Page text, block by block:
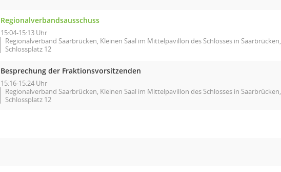
Regionalverbandsausschuss
15:04-15:13 Uhr
Regionalverband Saarbrücken, Kleinen Saal im Mittelpavillon des Schlosses in Saarbrücken,
Schlossplatz 12
Besprechung der Fraktionsvorsitzenden
15:16-15:24 Uhr
Regionalverband Saarbrücken, Kleinen Saal im Mittelpavillon des Schlosses in Saarbrücken,
Schlossplatz 12